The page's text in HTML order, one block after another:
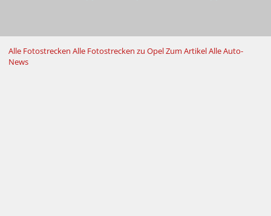
Alle Fotostrecken Alle Fotostrecken zu OpelZum ArtikelAlle Auto-
News